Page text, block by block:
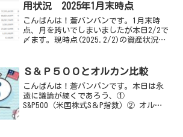
用状況 2025年1月末時点
こんばんは！蒼バンバンです。1月末時
点、月を跨いでしまいましたが本日2/2で
〆ます。現時点(2025.2/2)の資産状況を
ードMEのデータを引き込んでま...
Ｓ＆Ｐ５００とオルカン比較
こんばんは！蒼バンバンです。本日は永
遠に議論が続くであろう、①
S&P500（米国株式S＆P指数）② オルカ